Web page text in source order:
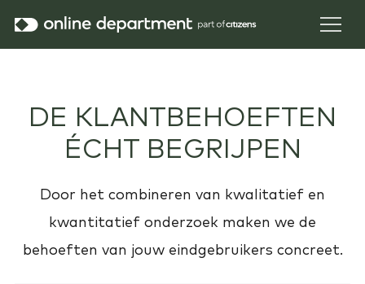
DE KLANTBEHOEFTEN
ÉCHT BEGRIJPEN
Door het combineren van kwalitatief en
kwantitatief onderzoek maken we de
behoeften van jouw eindgebruikers concreet.